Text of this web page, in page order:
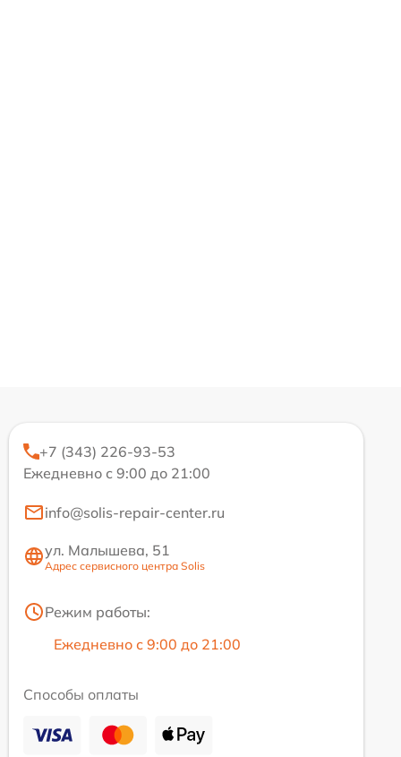
+7 (343) 226-93-53
Ежедневно с 9:00 до 21:00
info@solis-repair-center.ru
ул. Малышева, 51
Адрес сервисного центра Solis
Режим работы:
Ежедневно с 9:00 до 21:00
Способы оплаты